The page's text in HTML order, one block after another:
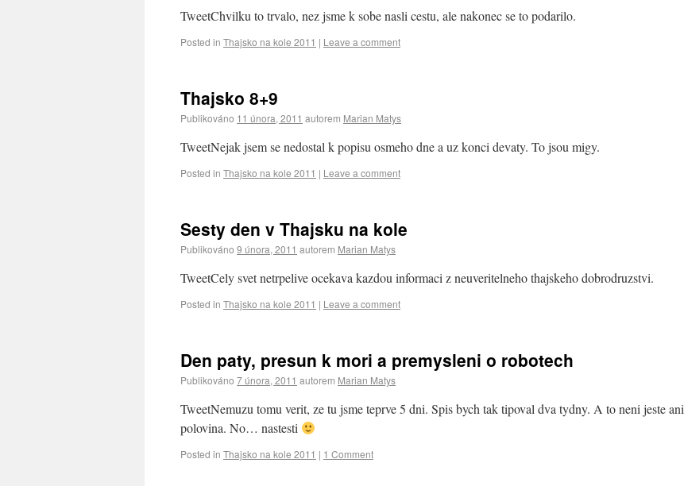
TweetChvilku to trvalo, nez jsme k sobe nasli cestu, ale nakonec se to podarilo.
Posted in Thajsko na kole 2011 | Leave a comment
Thajsko 8+9
Publikováno 11 února, 2011 autorem Marian Matys
TweetNejak jsem se nedostal k popisu osmeho dne a uz konci devaty. To jsou migy.
Posted in Thajsko na kole 2011 | Leave a comment
Sesty den v Thajsku na kole
Publikováno 9 února, 2011 autorem Marian Matys
TweetCely svet netrpelive ocekava kazdou informaci z neuveritelneho thajskeho dobrodruzstvi.
Posted in Thajsko na kole 2011 | Leave a comment
Den paty, presun k mori a premysleni o robotech
Publikováno 7 února, 2011 autorem Marian Matys
TweetNemuzu tomu verit, ze tu jsme teprve 5 dni. Spis bych tak tipoval dva tydny. A to neni jeste ani
polovina. No… nastesti
Posted in Thajsko na kole 2011 | 1 Comment